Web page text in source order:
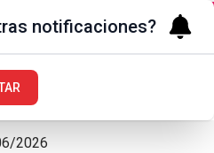
2026
notificaciones?